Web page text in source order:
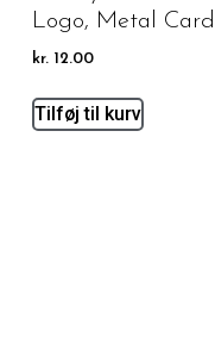
Logo, Metal Card
kr. 12.00
Tilføj til kurv